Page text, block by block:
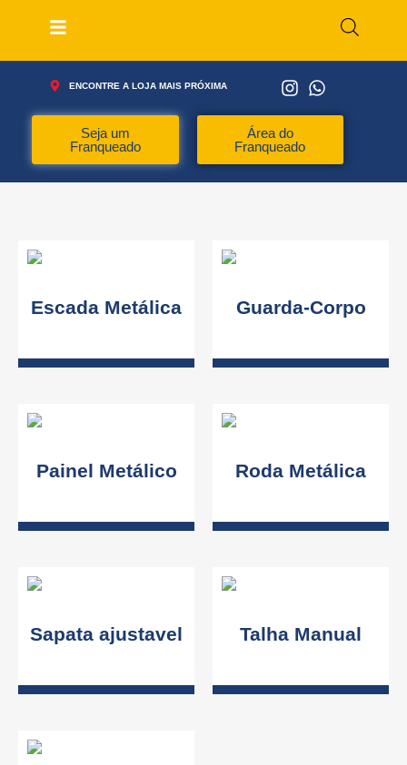
ENCONTRE A LOJA MAIS PRÓXIMA
Seja um
Franqueado
Área do
Franqueado
Escada Metálica Guarda-Corpo
Painel Metálico Roda Metálica
Sapata ajustavel Talha Manual